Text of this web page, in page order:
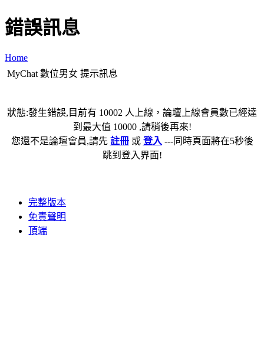
錯誤訊息
Home
MyChat 數位男女 提示訊息
狀態:發生錯誤,目前有 10002 人上線，論壇上線會員數已經達
到最大值 10000 ,請稍後再來!
您還不是論壇會員,請先 註冊或 登入 ---同時頁面將在5秒後
跳到登入界面!
完整版本
免責聲明
頂端